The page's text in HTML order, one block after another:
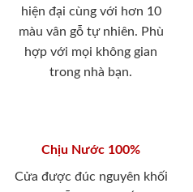
hiện đại cùng với hơn 10
màu vân gỗ tự nhiên. Phù
hợp với mọi không gian
trong nhà bạn.
Chịu Nước 100%
Cửa được đúc nguyên khối